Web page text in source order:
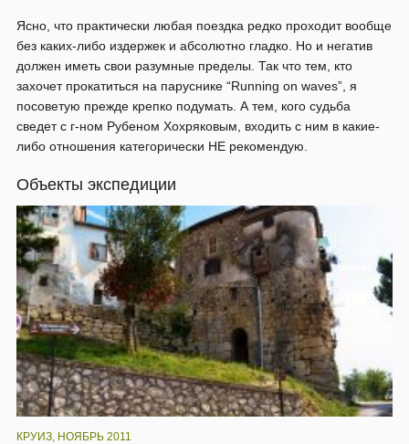
Ясно, что практически любая поездка редко проходит вообще
без каких-либо издержек и абсолютно гладко. Но и негатив
должен иметь свои разумные пределы. Так что тем, кто
захочет прокатиться на паруснике “Running on waves”, я
посоветую прежде крепко подумать. А тем, кого судьба
сведет с г-ном Рубеном Хохряковым, входить с ним в какие-
либо отношения категорически НЕ рекомендую.
Объекты экспедиции
КРУИЗ, НОЯБРЬ 2011